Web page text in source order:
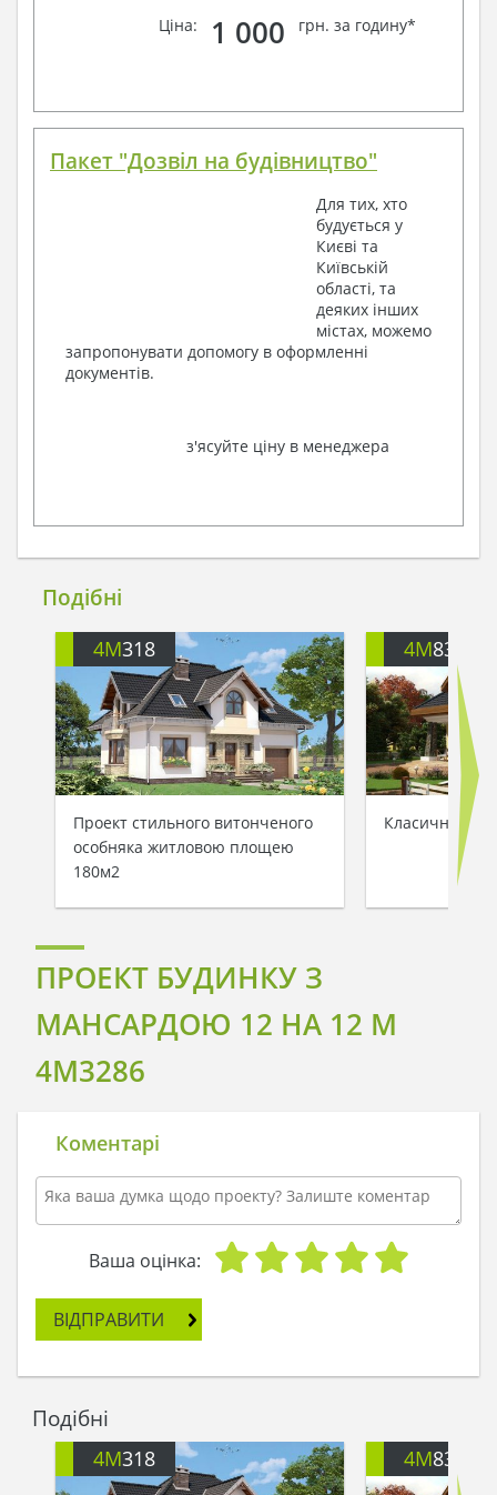
Ціна: 1 000 грн. за годину*
Пакет "Дозвіл на будівництво"
Для тих, хто
будується у
Києві та
Київській
області, та
деяких інших
містах, можемо
запропонувати допомогу в оформленні
документів.
з'ясуйте ціну в менеджера
Подібні
4M318
Проект стильного витонченого
особняка житловою площею
180м2
4M833
Класичний
ПРОЕКТ БУДИНКУ З
МАНСАРДОЮ 12 НА 12 М
4M3286
Коментарі
Ваша оцінка:
ВІДПРАВИТИ
Подібні
4M318 4M833